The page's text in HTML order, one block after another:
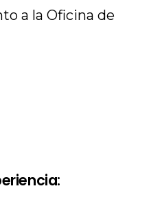
a la Oficina de